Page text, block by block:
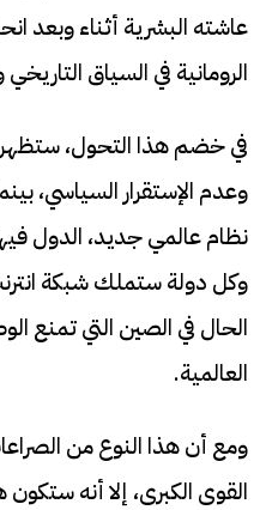
عاشته البشرية أثناء وبعد
الرومانية في السياق
في خضم هذا التحول،
وعدم الإستقرار السياسي،
نظام عالمي جديد، الدول
وكل دولة ستملك شبكة
الحال في الصين التي تمنع
العالمية.
ومع أن هذا النوع من
القوى الكبرى، إلا أنه